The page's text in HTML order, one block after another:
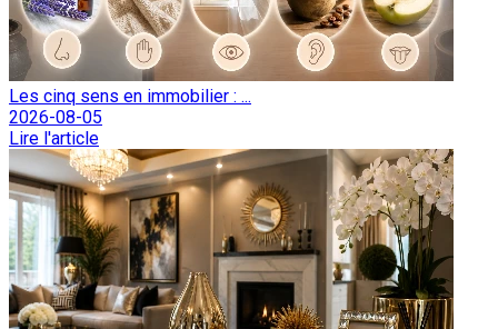
Les cinq sens en immobilier : ...
2026-08-05
Lire l'article